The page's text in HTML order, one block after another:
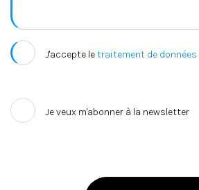
J'accepte le traitement de données
Je veux m'abonner à la newsletter